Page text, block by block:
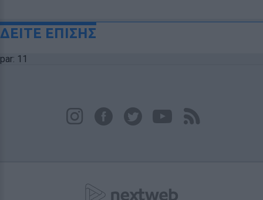
ΔΕΙΤΕ ΕΠΙΣΗΣ
par: 11